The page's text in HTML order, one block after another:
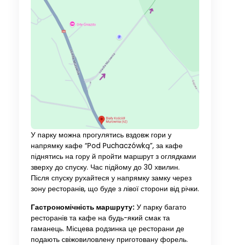
У парку можна прогулятись вздовж гори у
напрямку кафе “Pod Puchaczówką”, за кафе
піднятись на гору й пройти маршрут з оглядками
зверху до спуску. Час підйому до 30 хвилин.
Після спуску рухайтеся у напрямку замку через
зону ресторанів, що буде з лівої сторони від річки.
Гастрономічність маршруту:У парку багато
ресторанів та кафе на будь-який смак та
гаманець. Місцева родзинка це ресторани де
подають свіжовиловлену приготовану форель.